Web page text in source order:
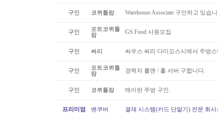
구인 코퀴틀람 Warehouse Associate 구인하고 있습
구인
포트코퀴틀
람
GS Food 사원모집
구인 써리 싸우스 써리 다미꼬스시에서 주방
구인
포트코퀴틀
람
경력자 롤맨 / 홀 서버 구합니다.
구인 코퀴틀람 메이란 주방 구인.
프리미엄 밴쿠버 결재 시스템(카드 단말기) 전문 회